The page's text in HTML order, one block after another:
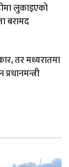
लुकाइएको
बरामद
तर मध्यरातमा